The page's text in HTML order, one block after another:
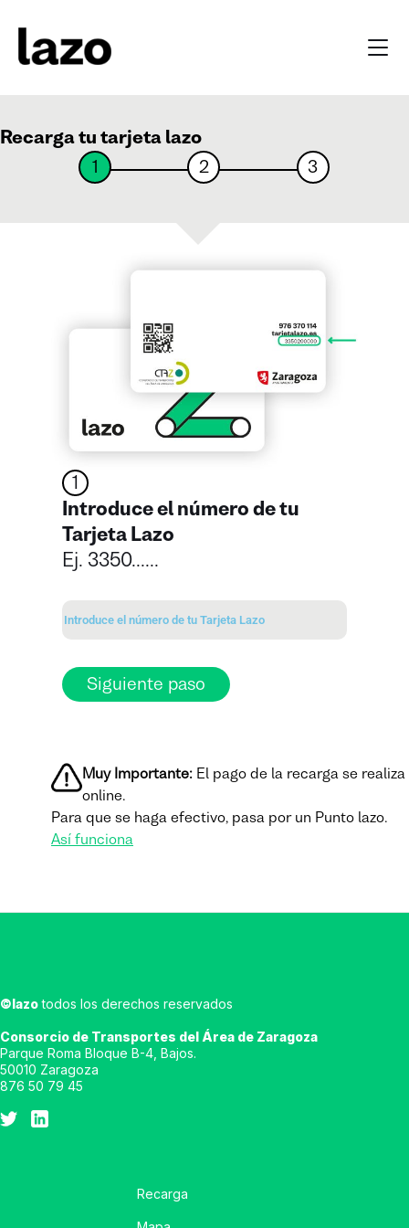
Recarga tu tarjeta lazo
1 2 3
1
Introduce el número de tu
Tarjeta Lazo
Ej. 3350......
Siguiente paso
Muy Importante: El pago de la recarga se realiza
online.
Para que se haga efectivo, pasa por un Punto lazo.
Así funciona
©lazotodos los derechos reservados
Consorcio de Transportes del Área de Zaragoza
Parque Roma Bloque B-4, Bajos.
50010 Zaragoza
876 50 79 45
Recarga